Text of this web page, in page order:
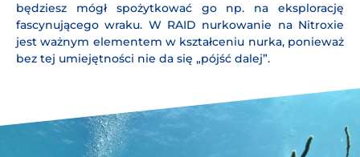
będziesz mógł spożytkować go np. na eksplorację
fascynującego wraku. W RAID nurkowanie na Nitroxie
jest ważnym elementem w kształceniu nurka, ponieważ
bez tej umiejętności nie da się „pójść dalej”.